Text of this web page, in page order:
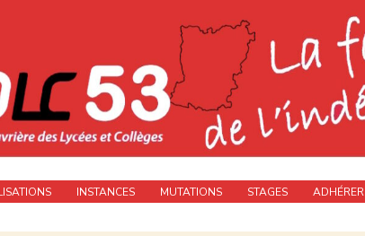
INSTANCES MUTATIONS STAGES ADHÉRER